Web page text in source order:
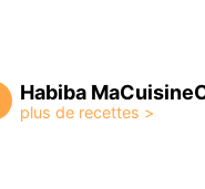
Habiba